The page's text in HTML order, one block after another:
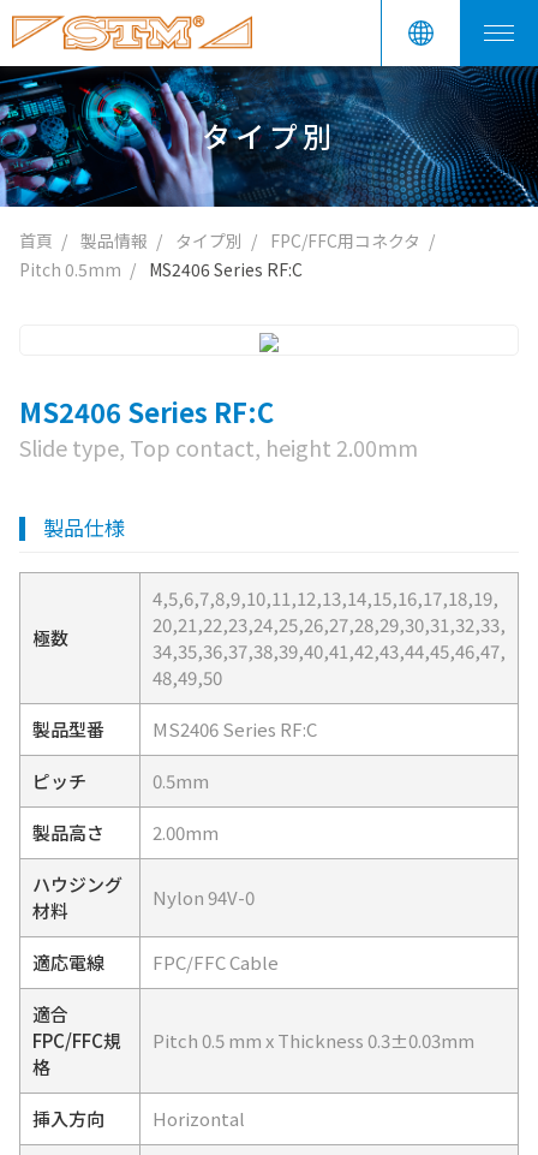
タイプ別
首頁 製品情報 タイプ別
FPC/FFC用コネクタ
Pitch 0.5mm
MS2406 Series RF:C
MS2406 Series RF:C
Slide type, Top contact, height 2.00mm
製品仕様
極数
4,5,6,7,8,9,10,11,12,13,14,15,16,17,18,19,
20,21,22,23,24,25,26,27,28,29,30,31,32,33,
34,35,36,37,38,39,40,41,42,43,44,45,46,47,
48,49,50
製品型番 MS2406 Series RF:C
ピッチ 0.5mm
製品高さ 2.00mm
ハウジング
材料
Nylon 94V-0
適応電線 FPC/FFC Cable
適合
FPC/FFC規
格
Pitch 0.5 mm x Thickness 0.3±0.03mm
挿入方向 Horizontal